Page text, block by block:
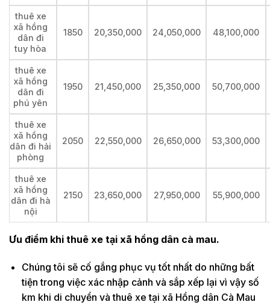
thuê xe
xã hồng
dân đi
tuy hòa
1850 20,350,000 24,050,000 48,100,000
thuê xe
xã hồng
dân đi
phú yên
1950 21,450,000 25,350,000 50,700,000
thuê xe
xã hồng
dân đi hải
phòng
2050 22,550,000 26,650,000 53,300,000
thuê xe
xã hồng
dân đi hà
nội
2150 23,650,000 27,950,000 55,900,000
Ưu điểm khi thuê xe tại xã hồng dân cà mau.
Chúng tôi sẽ cố gắng phục vụ tốt nhất do những bất
tiện trong việc xác nhập cảnh và sắp xếp lại vì vậy số
km khi di chuyển và thuê xe tại xã Hồng dân Cà Mau